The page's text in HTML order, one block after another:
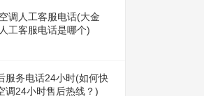
调人工客服电话(大金
工客服电话是哪个)
服务电话24小时(如何快
调24小时售后热线？)